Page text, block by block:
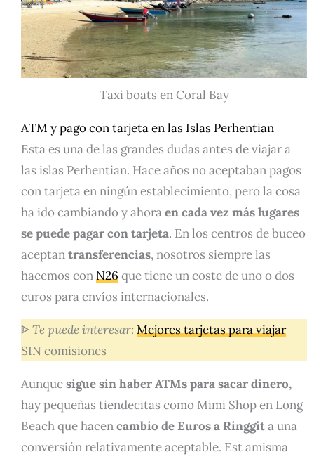
Taxi boats en Coral Bay
ATM y pago con tarjeta en las Islas Perhentian
Esta es una de las grandes dudas antes de viajar a
las islas Perhentian. Hace años no aceptaban pagos
con tarjeta en ningún establecimiento, pero la cosa
ha ido cambiando y ahoraen cada vez más lugares
se puede pagar con tarjeta. En los centros de buceo
aceptantransferencias, nosotros siempre las
hacemos conN26que tiene un coste de uno o dos
euros para envíos internacionales.
ᐈ Te puede interesar: Mejores tarjetas para viajar
SIN comisiones
Aunquesigue sin haber ATMs para sacar dinero,
hay pequeñas tiendecitas como Mimi Shop en Long
Beach que hacencambio de Euros a Ringgita una
conversión relativamente aceptable. Est amisma